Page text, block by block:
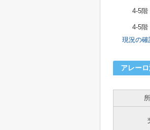
4-5階
4-5階
現況の確
アレー